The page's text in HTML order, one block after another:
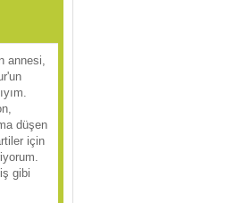
annesi,
düşen
için
gibi